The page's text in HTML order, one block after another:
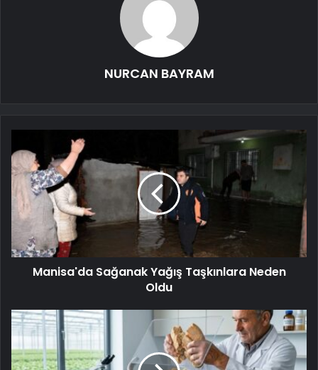
NURCAN BAYRAM
Manisa'da Sağanak Yağış Taşkınlara Neden
Oldu